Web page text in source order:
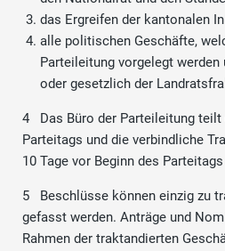
das Ergreifen der kantonalen
alle politischen Geschäfte,
Parteileitung vorgelegt
oder gesetzlich der
4 Das Büro der Parteileitung teilt
Parteitags und die verbindliche
10 Tage vor Beginn des
5 Beschlüsse können einzig zu
gefasst werden. Anträge und
Rahmen der traktandierten